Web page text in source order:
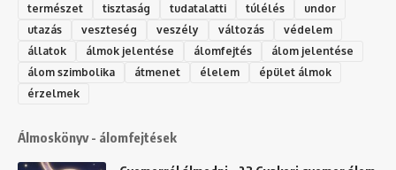
természet
tisztaság tudatalatti túlélés
undor
utazás
veszteség veszély változás
védelem
állatok
álmok jelentése álomfejtés
álom jelentése
álom szimbolika
átmenet élelem
épület álmok
érzelmek
Álmoskönyv - álomfejtések